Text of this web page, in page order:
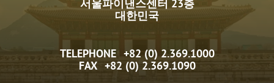
서울파이낸스센터 23층
대한민국
TELEPHONE +82 (0) 2.369.1000
FAX +82 (0) 2.369.1090